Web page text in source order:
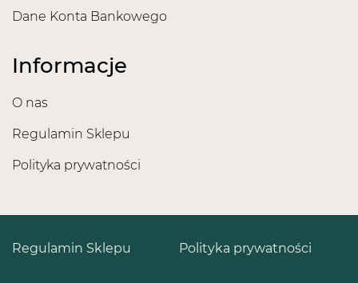
Dane Konta Bankowego
Informacje
O nas
Regulamin Sklepu
Polityka prywatności
Polityka prywatności
Regulamin Sklepu